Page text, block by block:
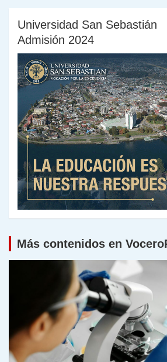
Universidad San Sebastián
Admisión 2024
Más contenidos en